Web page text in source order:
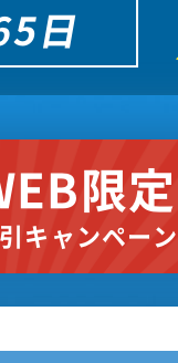
日
限定
キャンペーン